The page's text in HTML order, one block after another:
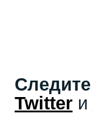
Twitter и